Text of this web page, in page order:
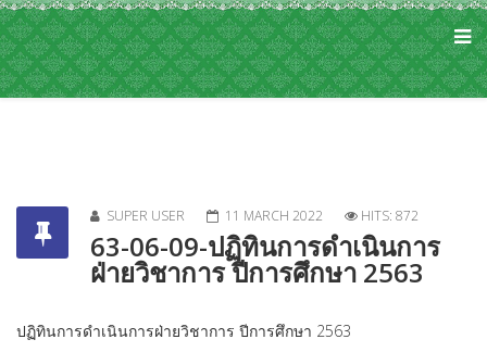
SUPER USER 11 MARCH 2022 HITS: 872
63-06-09-ปฏิทินการดำเนินการ
ฝ่ายวิชาการ ปีการศึกษา 2563
ปฏิทินการดำเนินการฝ่ายวิชาการ ปีการศึกษา 2563